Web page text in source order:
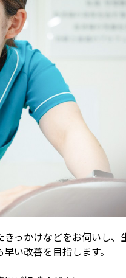
っかけなどをお伺いし、
い改善を目指します。